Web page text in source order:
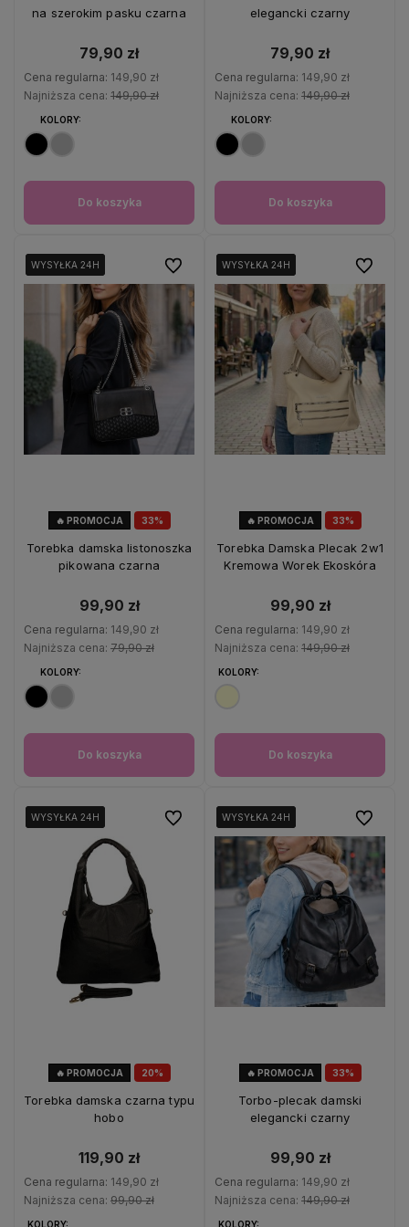
na szerokim pasku czarna
79,90 zł
Cena regularna: 149,90 zł
Najniższa cena: 149,90 zł
KOLORY:
Do koszyka
elegancki czarny
79,90 zł
Cena regularna: 149,90 zł
Najniższa cena: 149,90 zł
KOLORY:
Do koszyka
33%
🔥 PROMOCJA
WYSYŁKA 24H
WYSYŁKA 24H
WYSYŁKA 24H
Torebka damska listonoszka
pikowana czarna
99,90 zł
Cena regularna: 149,90 zł
Najniższa cena: 79,90 zł
KOLORY:
Do koszyka
Do ulubionych
33%
🔥 PROMOCJA
WYSYŁKA 24H
WYSYŁKA 24H
WYSYŁKA 24H
Torebka Damska Plecak 2w1
Kremowa Worek Ekoskóra
99,90 zł
Cena regularna: 149,90 zł
Najniższa cena: 149,90 zł
KOLORY:
Do koszyka
Do
20%
🔥 PROMOCJA
WYSYŁKA 24H
WYSYŁKA 24H
WYSYŁKA 24H
Torebka damska czarna typu
hobo
119,90 zł
Cena regularna: 149,90 zł
Najniższa cena: 99,90 zł
KOLORY:
Do ulubionych
33%
🔥 PROMOCJA
WYSYŁKA 24H
WYSYŁKA 24H
WYSYŁKA 24H
Torbo-plecak damski
elegancki czarny
99,90 zł
Cena regularna: 149,90 zł
Najniższa cena: 149,90 zł
KOLORY:
Do